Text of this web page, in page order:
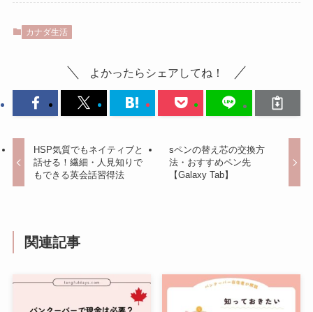
カナダ生活
よかったらシェアしてね！
HSP気質でもネイティブと
話せる！繊細・人見知りで
もできる英会話習得法
sペンの替え芯の交換方
法・おすすめペン先
【Galaxy Tab】
関連記事